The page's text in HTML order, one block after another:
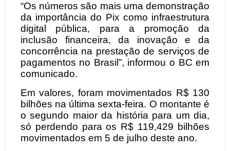
“Os números são mais uma demonstração
da importância do Pix como infraestrutura
digital pública, para a promoção da
inclusão financeira, da inovação e da
concorrência na prestação de serviços de
pagamentos no Brasil”, informou o BC em
comunicado.
Em valores, foram movimentados R$ 130
bilhões na última sexta-feira. O montante é
o segundo maior da história para um dia,
só perdendo para os R$ 119,429 bilhões
movimentados em 5 de julho deste ano.